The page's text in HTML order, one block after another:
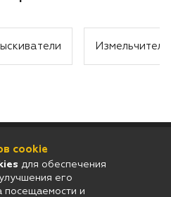
Измельчители
cookie
для обеспечения
его
посещаемости и